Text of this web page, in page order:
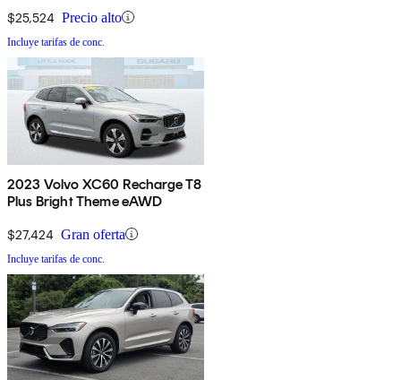
$25,524 Precio alto
Incluye tarifas de conc.
2023 Volvo XC60 Recharge T8
Plus Bright Theme eAWD
$27,424 Gran oferta
Incluye tarifas de conc.